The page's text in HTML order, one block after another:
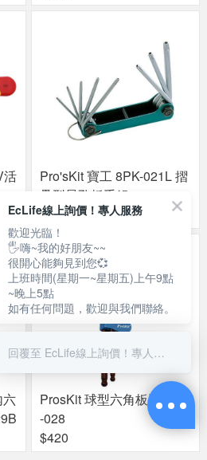
活
Pro'sKit 寶工 8PK-021L 摺
疊型星孔板手組
$320
六
ProsKit 球型六角板手 8PK
-028
$420
EcLife線上詢價！專人服務
歡迎光臨！
🖐嗨~我的好朋友~~
很開心能夠見到您💞
上班時間(星期一~星期五)上午9點
~晚上5點
如有任何問題，歡迎與我們聯絡。
回覆至 EcLife線上詢價！專人服務